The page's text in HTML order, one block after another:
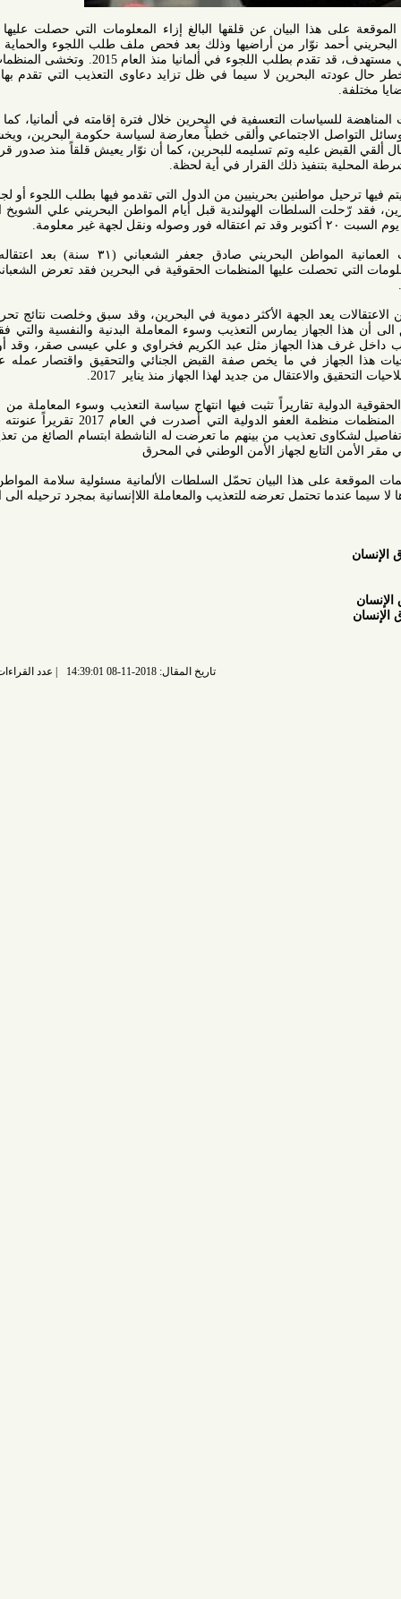
هذا البيان عن قلقها البالغ إزاء المعلومات التي حصلت عليها حول عزم
نوّار من أراضيها وذلك بعد فحص ملف طلب اللجوء والحماية الخاص به.
علماً بأن نوّار، المنتمي لتيار سياسي مستهدف، قد تقدم بطلب اللجوء في ألمانيا منذ العام 2015. وتخشى المنظمات الموقعة
البحرين لا سيما في ظل تزايد دعاوى التعذيب التي تقدم بها نشطاء أو
التعسفية في البحرين خلال فترة إقامته في ألمانيا، كما شارك في
الاجتماعي وألقى خطباً معارضة لسياسة حكومة البحرين، ويخشى أن يتم
وتم تسليمه للبحرين، كما أن نوّار يعيش قلقاً منذ صدور قرار الترحيل
ذلك القرار في أية لحظة.
بحرينيين من الدول التي تقدمو فيها بطلب اللجوء أو لجئوا لها هرباً
السلطات الهولندية قبل أيام المواطن البحريني علي الشويخ الذي وصل
وفي يناير 2014 سلمت السلطات العمانية المواطن البحريني صادق جعفر الشعباني (٣١ سنة) بعد اعتقاله من قبل
عليها المنظمات الحقوقية في البحرين فقد تعرض الشعباني للتعذيب
الجهة الأكثر دموية في البحرين، وقد سبق وخلصت نتائج تحريات اللجنة
يمارس التعذيب وسوء المعاملة البدنية والنفسية والتي فقد عدد من
هذا الجهاز مثل عبد الكريم فخراوي و علي عيسى صقر، وقد أوصت لجنة
في ما يخص صفة القبض الجنائي والتحقيق واقتصار عمله على البحث
من جديد لهذا الجهاز منذ يناير 2017.
تقاريراً تثبت فيها انتهاج سياسة التعذيب وسوء المعاملة من قبل الجهاز
الأمني في البحرين، ومن بين هذه المنظمات منظمة العفو الدولية التي أصدرت في العام 2017 تقريراً عنونته بـ " لا احد
تعذيب من بينهم ما تعرضت له الناشطة ابتسام الصائغ من تعذيب جسدي
لجهاز الأمن الوطني في المحرق
هذا البيان تحمّل السلطات الألمانية مسئولية سلامة المواطن البحريني
تحتمل تعرضه للتعذيب والمعاملة اللاإنسانية بمجرد ترحيله الى البحرين.
عدد القراءات: 5054 قراءة |